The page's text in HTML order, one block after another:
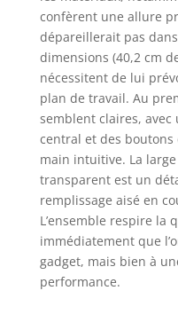
confèrent une allure
dépareillerait pas
dimensions (40,2 cm
nécessitent de lui
plan de travail. Au
semblent claires,
central et des
main intuitive. La
transparent est un
remplissage aisé en
L’ensemble respire la
immédiatement que
gadget, mais bien à
performance.